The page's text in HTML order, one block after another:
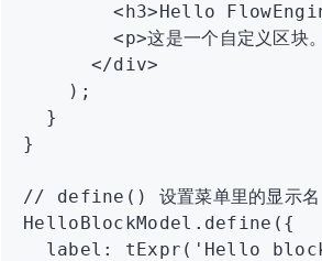
        <
h3>Hello
        <
p>这是一个自定义区块
      </
div>
    );
  }
}
// define() 设置菜单里的显示名
HelloBlockModel .define ({
  label
: tExpr ( 'Hello